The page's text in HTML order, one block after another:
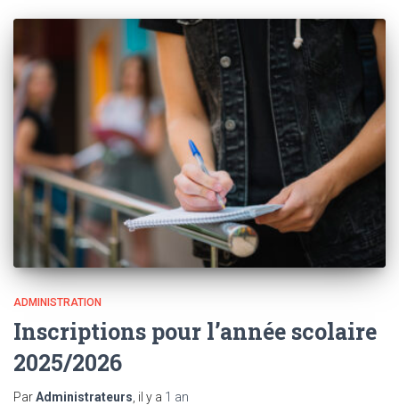
ADMINISTRATION
Inscriptions pour l’année scolaire
2025/2026
ParAdministrateurs , il y a 1 an